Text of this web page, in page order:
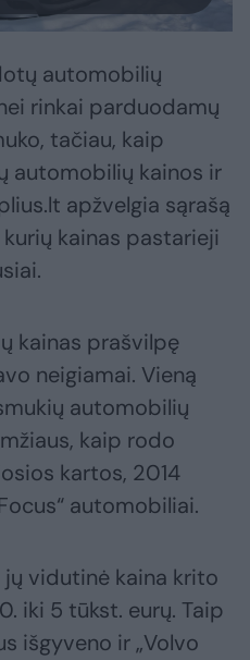
automobilių
rinkai parduodamų
tačiau, kaip
automobilių kainos ir
apžvelgia sąrašą
kainas pastarieji
kainas prašvilpę
neigiamai. Vieną
automobilių
kaip rodo
kartos, 2014
automobiliai.
vidutinė kaina krito
iki 5 tūkst. eurų. Taip
išgyveno ir „Volvo